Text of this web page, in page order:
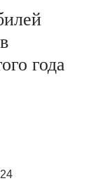
года